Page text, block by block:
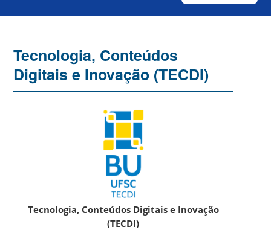
Tecnologia, Conteúdos
Digitais e Inovação (TECDI)
Tecnologia, Conteúdos Digitais e Inovação
(TECDI)